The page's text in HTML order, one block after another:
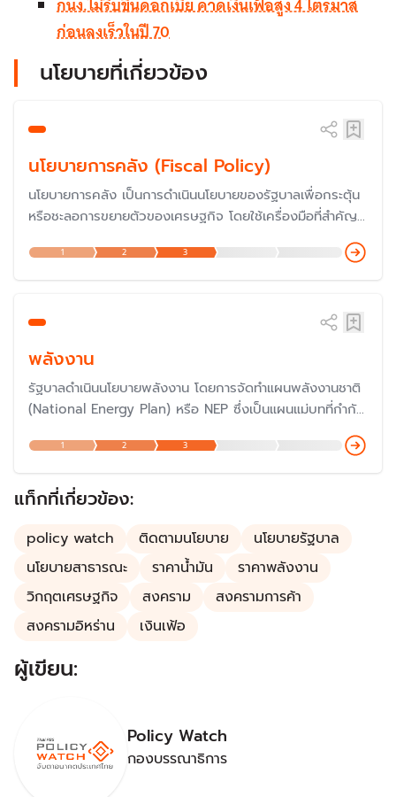
ก่อนลงเร็วในปี 70
นโยบายที่เกี่ยวข้อง
นโยบายการคลัง (Fiscal Policy)
นโยบายการคลัง เป็นการดำเนินนโยบายของรัฐบาลเพื่อกระตุ้น
หรือชะลอการขยายตัวของเศรษฐกิจ โดยใช้เครื่องมือที่สำคัญ
ของรัฐบาล คือ การใช้จ่ายของรัฐบาล (รายจ่าย) และการเก็บ
ภาษี (รายได้) รวมถึงการก่อหนี้สาธารณะของรัฐบาล
1 2 3
พลังงาน
รัฐบาลดำเนินนโยบายพลังงาน โดยการจัดทำแผนพลังงานชาติ
(National Energy Plan) หรือ NEP ซึ่งเป็นแผนแม่บทที่กำกับ
ทิศทางการพัฒนานโยบายพลังงานของประเทศ โดยมีผู้รับผิด
ชอบคือ สำนักงานนโยบายและแผนพลังงาน (สนพ.) กระทรวง
พลังงาน ประกอบไปด้วยแผนพลังงานอีก 5 แผน คือ แผน
PDP แผน AEDP แผน EEP แผน Gas Plan และแผน Oil
1 2 3
แท็กที่เกี่ยวข้อง:
policy watch ติดตามนโยบาย
นโยบายรัฐบาล
นโยบายสาธารณะ
ราคาน้ำมัน
ราคาพลังงาน
วิกฤตเศรษฐกิจ
สงคราม
สงครามการค้า
สงครามอิหร่าน
เงินเฟ้อ
ผู้เขียน:
Policy Watch
กองบรรณาธิการ